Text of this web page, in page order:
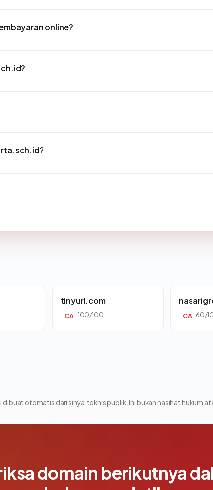
online?
tinyurl.com
CA 100/100 CA 60/
dibuat otomatis dari sinyal teknis publik. Ini bukan nasihat hukum
domain berikutnya